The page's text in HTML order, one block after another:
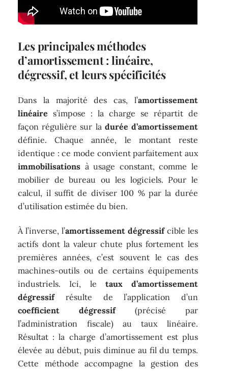
Les principales méthodes
d’amortissement : linéaire,
dégressif, et leurs spécificités
Dans la majorité des cas, l’amortissement
linéaire s’impose : la charge se répartit de
façon régulière sur la durée d’amortissement
définie. Chaque année, le montant reste
identique : ce mode convient parfaitement aux
immobilisations à usage constant, comme le
mobilier de bureau ou les logiciels. Pour le
calcul, il suffit de diviser 100 % par la durée
d’utilisation estimée du bien.
À l’inverse, l’amortissement dégressifcible les
actifs dont la valeur chute plus fortement les
premières années, c’est souvent le cas des
machines-outils ou de certains équipements
industriels. Ici, le taux d’amortissement
dégressifrésulte de l’application d’un
coefficient dégressif(précisé par
l’administration fiscale) au taux linéaire.
Résultat : la charge d’amortissement est plus
élevée au début, puis diminue au fil du temps.
Cette méthode accompagne la gestion des